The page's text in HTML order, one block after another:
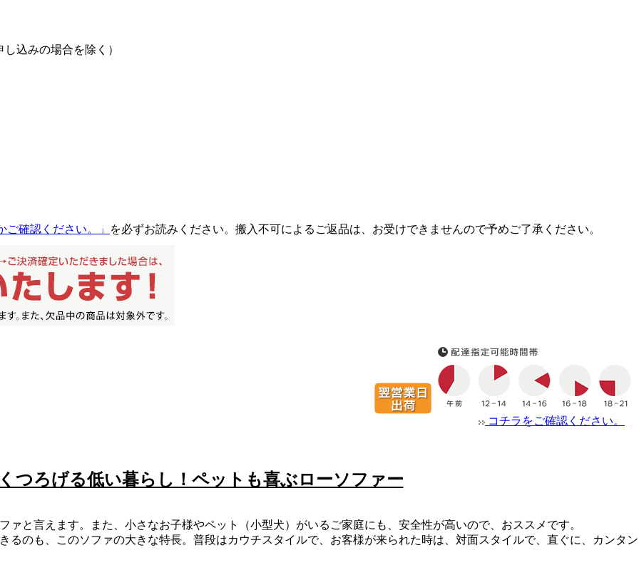
し込みの場合を除く）
ご確認ください。」 を必ずお読みください。搬入不可によるご返品は、お受けできませんので予めご了承ください。
コチラをご確認ください。
つろげる低い暮らし！ペットも喜ぶローソファー
ァと言えます。また、小さなお子様やペット（小型犬）がいるご家庭にも、安全性が高いので、おススメです。
るのも、このソファの大きな特長。普段はカウチスタイルで、お客様が来られた時は、対面スタイルで、直ぐに、カンタン